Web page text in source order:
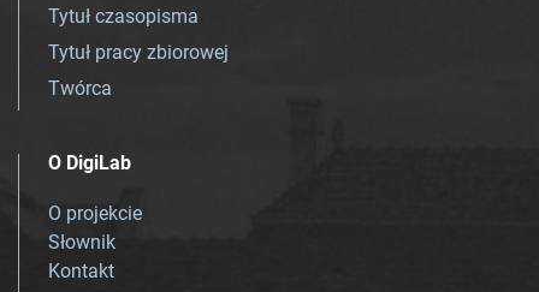
Tytuł czasopisma
Tytuł pracy zbiorowej
Twórca
O DigiLab
O projekcie
Słownik
Kontakt